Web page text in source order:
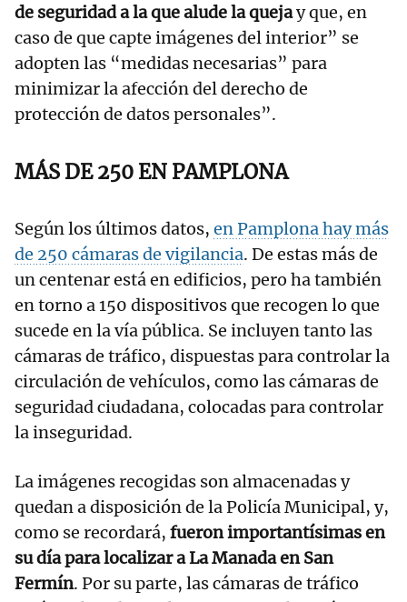
de seguridad a la que alude la quejay que, en
caso de que capte imágenes del interior” se
adopten las “medidas necesarias” para
minimizar la afección del derecho de
protección de datos personales”.
MÁS DE 250 EN PAMPLONA
Según los últimos datos, en Pamplona hay más
de 250 cámaras de vigilancia. De estas más de
un centenar está en edificios, pero ha también
en torno a 150 dispositivos que recogen lo que
sucede en la vía pública. Se incluyen tanto las
cámaras de tráfico, dispuestas para controlar la
circulación de vehículos, como las cámaras de
seguridad ciudadana, colocadas para controlar
la inseguridad.
La imágenes recogidas son almacenadas y
quedan a disposición de la Policía Municipal, y,
como se recordará, fueron importantísimas en
su día para localizar a La Manada en San
Fermín. Por su parte, las cámaras de tráfico